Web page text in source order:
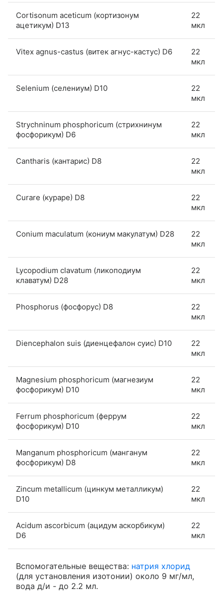
Cortisonum aceticum (кортизонум
ацетикум) D13
22
мкл
Vitex agnus-castus (витек агнус-кастус) D6
22
мкл
Selenium (селениум) D10
22
мкл
Strychninum phosphoricum (стрихнинум
фосфорикум) D6
22
мкл
Cantharis (кантарис) D8
22
мкл
Curare (кураре) D8
22
мкл
Conium maculatum (кониум макулатум) D28
22
мкл
Lycopodium clavatum (ликоподиум
клаватум) D28
22
мкл
Phosphorus (фосфорус) D8
22
мкл
Diencephalon suis (диенцефалон суис) D10
22
мкл
Magnesium phosphoricum (магнезиум
фосфорикум) D10
22
мкл
Ferrum phosphoricum (феррум
фосфорикум) D10
22
мкл
Manganum phosphoricum (манганум
фосфорикум) D8
22
мкл
Zincum metallicum (цинкум металликум)
D10
22
мкл
Acidum ascorbicum (ацидум аскорбикум)
D6
22
мкл
Вспомогательные вещества: натрия хлорид
(для установления изотонии) около 9 мг/мл,
вода д/и - до 2.2 мл.